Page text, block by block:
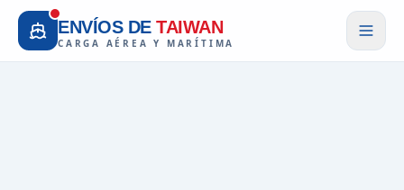
ENVÍOS DE TAIWAN
CARGA AÉREA Y MARÍTIMA